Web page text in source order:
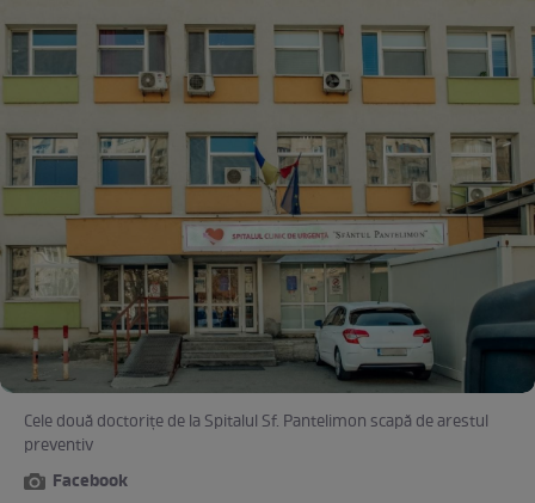
Cele două doctorițe de la Spitalul Sf. Pantelimon scapă de arestul
preventiv
Facebook